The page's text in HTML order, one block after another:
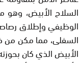
السلاح الأبيض،
الوظيفي وإطلاق
السفلى، مما مكن من
الأبيض الذي كان